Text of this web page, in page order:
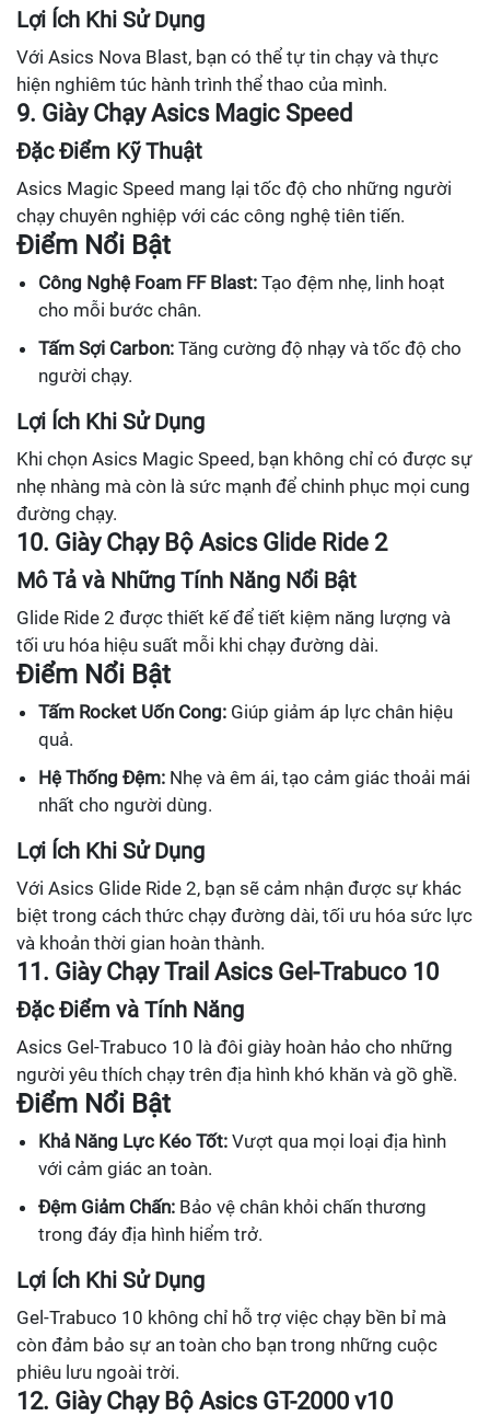
Lợi Ích Khi Sử Dụng
Với Asics Nova Blast, bạn có thể tự tin chạy và thực
hiện nghiêm túc hành trình thể thao của mình.
9. Giày Chạy Asics Magic Speed
Đặc Điểm Kỹ Thuật
Asics Magic Speed mang lại tốc độ cho những người
chạy chuyên nghiệp với các công nghệ tiên tiến.
Điểm Nổi Bật
Công Nghệ Foam FF Blast: Tạo đệm nhẹ, linh hoạt
cho mỗi bước chân.
Tấm Sợi Carbon: Tăng cường độ nhạy và tốc độ cho
người chạy.
Lợi Ích Khi Sử Dụng
Khi chọn Asics Magic Speed, bạn không chỉ có được sự
nhẹ nhàng mà còn là sức mạnh để chinh phục mọi cung
đường chạy.
10. Giày Chạy Bộ Asics Glide Ride 2
Mô Tả và Những Tính Năng Nổi Bật
Glide Ride 2 được thiết kế để tiết kiệm năng lượng và
tối ưu hóa hiệu suất mỗi khi chạy đường dài.
Điểm Nổi Bật
Tấm Rocket Uốn Cong: Giúp giảm áp lực chân hiệu
quả.
Hệ Thống Đệm: Nhẹ và êm ái, tạo cảm giác thoải mái
nhất cho người dùng.
Lợi Ích Khi Sử Dụng
Với Asics Glide Ride 2, bạn sẽ cảm nhận được sự khác
biệt trong cách thức chạy đường dài, tối ưu hóa sức lực
và khoản thời gian hoàn thành.
11. Giày Chạy Trail Asics Gel-Trabuco 10
Đặc Điểm và Tính Năng
Asics Gel-Trabuco 10 là đôi giày hoàn hảo cho những
người yêu thích chạy trên địa hình khó khăn và gồ ghề.
Điểm Nổi Bật
Khả Năng Lực Kéo Tốt: Vượt qua mọi loại địa hình
với cảm giác an toàn.
Đệm Giảm Chấn: Bảo vệ chân khỏi chấn thương
trong đáy địa hình hiểm trở.
Lợi Ích Khi Sử Dụng
Gel-Trabuco 10 không chỉ hỗ trợ việc chạy bền bỉ mà
còn đảm bảo sự an toàn cho bạn trong những cuộc
phiêu lưu ngoài trời.
12. Giày Chạy Bộ Asics GT-2000 v10